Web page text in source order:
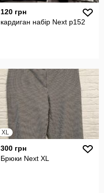
120 грн
кардиган набір Next р152
XL
300 грн
Брюки Next XL